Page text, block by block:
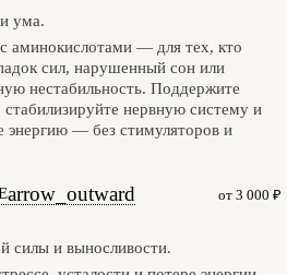
ума.
аминокислотами — для тех, кто
сил, нарушенный сон или
нестабильность. Поддержите
нервную систему и
энергию — без стимуляторов и
arrow_outward от 3 000 ₽
силы и выносливости.